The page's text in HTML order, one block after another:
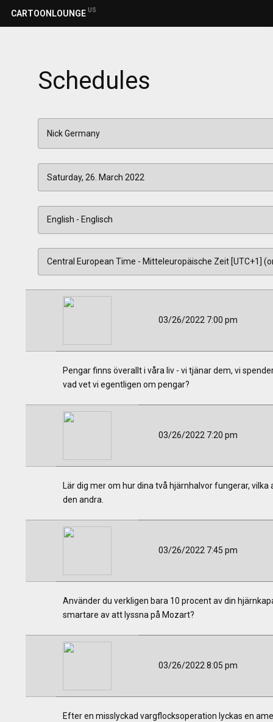
CARTOONLOUNGE US
Schedules
03/26/2022 7:00 pm
Pengar finns överallt i våra liv - vi tjänar dem, vi
vad vet vi egentligen om pengar?
03/26/2022 7:20 pm
Lär dig mer om hur dina två hjärnhalvor fungerar,
den andra.
03/26/2022 7:45 pm
Använder du verkligen bara 10 procent av din
smartare av att lyssna på Mozart?
03/26/2022 8:05 pm
Efter en misslyckad vargflocksoperation lyckas en